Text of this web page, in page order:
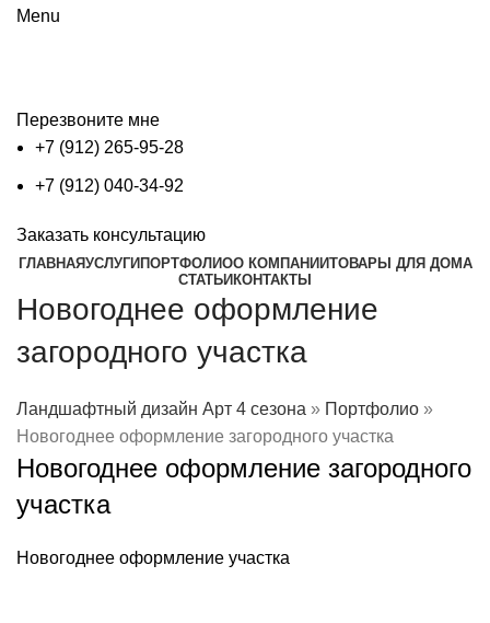
Menu
Перезвоните мне
+7 (912) 265-95-28
+7 (912) 040-34-92
Заказать консультацию
ГЛАВНАЯУСЛУГИ ПОРТФОЛИОО КОМПАНИИТОВАРЫ ДЛЯ ДОМА
СТАТЬИ КОНТАКТЫ
Новогоднее оформление
загородного участка
Ландшафтный дизайн Арт 4 сезона » Портфолио »
Новогоднее оформление загородного участка
Новогоднее оформление загородного
участка
Новогоднее оформление участка